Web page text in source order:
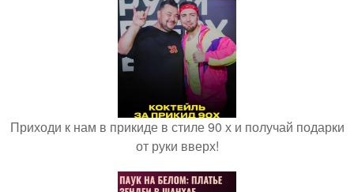
Приходи к нам в прикиде в стиле 90 х и получай подарки
от руки вверх!